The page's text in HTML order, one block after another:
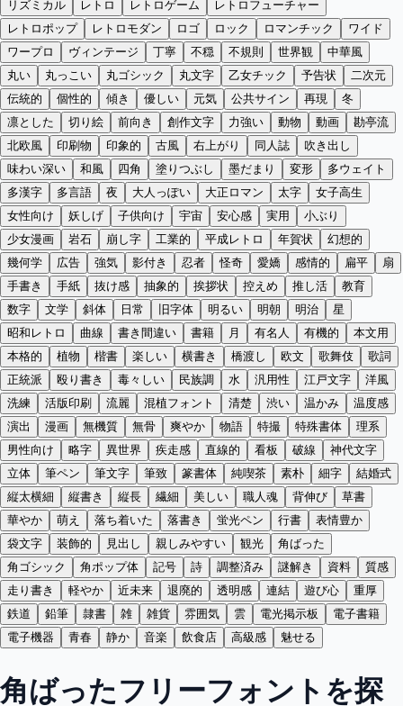
リズミカル レトロ レトロゲーム
レトロフューチャー
レトロポップ
レトロモダン ロゴ ロック ロマンチック
ワイド
ワープロ
ヴィンテージ 丁寧 不穏 不規則 世界観
中華風
丸い
丸っこい 丸ゴシック 丸文字 乙女チック 予告状
二次元
伝統的
個性的 傾き 優しい 元気 公共サイン 再現
冬
凛とした
切り絵 前向き 創作文字 力強い 動物 動画
勘亭流
北欧風
印刷物 印象的 古風 右上がり 同人誌
吹き出し
味わい深い
和風 四角 塗りつぶし 墨だまり 変形
多ウェイト
多漢字
多言語 夜 大人っぽい 大正ロマン 太字
女子高生
女性向け
妖しげ 子供向け 宇宙 安心感 実用
小ぶり
少女漫画
岩石 崩し字 工業的 平成レトロ 年賀状
幻想的
幾何学
広告 強気 影付き 忍者 怪奇 愛嬌 感情的 扁平
扇
手書き
手紙 抜け感 抽象的 挨拶状 控えめ 推し活
教育
数字
文学 斜体 日常 旧字体 明るい 明朝 明治
星
昭和レトロ
曲線 書き間違い 書籍 月 有名人 有機的
本文用
本格的
植物 楷書 楽しい 横書き 橋渡し 欧文 歌舞伎
歌詞
正統派
殴り書き 毒々しい 民族調 水 汎用性 江戸文字
洋風
洗練
活版印刷 流麗 混植フォント 清楚 渋い 温かみ
温度感
演出
漫画 無機質 無骨 爽やか 物語 特撮 特殊書体
理系
男性向け
略字 異世界 疾走感 直線的 看板 破線
神代文字
立体
筆ペン 筆文字 筆致 篆書体 純喫茶 素朴 細字
結婚式
縦太横細
縦書き 縦長 繊細 美しい 職人魂 背伸び
草書
華やか
萌え 落ち着いた 落書き 蛍光ペン 行書
表情豊か
袋文字
装飾的 見出し 親しみやすい 観光
角ばった
角ゴシック
角ポップ体 記号 詩 調整済み 謎解き 資料
質感
走り書き
軽やか 近未来 退廃的 透明感 連結 遊び心
重厚
鉄道
鉛筆 隷書 雑 雑貨 雰囲気 雲 電光掲示板
電子書籍
電子機器
青春 静か 音楽 飲食店 高級感 魅せる
角ばったフリーフォントを探